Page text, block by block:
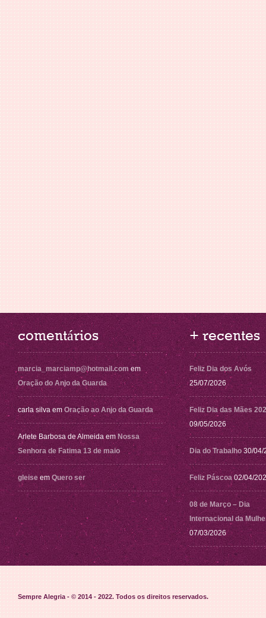
comentários
marcia_marciamp@hotmail.com em
Oração do Anjo da Guarda
carla silva em Oração ao Anjo da Guarda
Arlete Barbosa de Almeida em Nossa
Senhora de Fatima 13 de maio
gleise em Quero ser
+ recentes
Feliz Dia dos Avós
25/07/2026
Feliz Dia das Mães
09/05/2026
Dia do Trabalho 30/04/
Feliz Páscoa 02/04/
08 de Março – Dia
Internacional da
07/03/2026
Sempre Alegria - © 2014 - 2022. Todos os direitos reservados.